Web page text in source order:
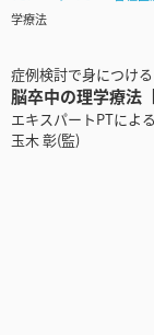
学療法
症例検討で身につける
脳卒中の理学療法
エキスパートPTによ
玉木 彰(監)